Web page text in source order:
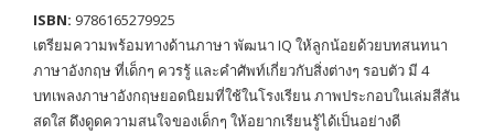
ISBN: 9786165279925
เตรียมความพร้อมทางด้านภาษา พัฒนา IQ ให้ลูกน้อยด้วยบทสนทนา
ภาษาอังกฤษ ที่เด็กๆ ควรรู้ และคำศัพท์เกี่ยวกับสิ่งต่างๆ รอบตัว มี 4
บทเพลงภาษาอังกฤษยอดนิยมที่ใช้ในโรงเรียน ภาพประกอบในเล่มสีสัน
สดใส ดึงดูดความสนใจของเด็กๆ ให้อยากเรียนรู้ได้เป็นอย่างดี